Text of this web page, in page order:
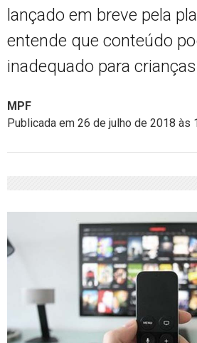
lançado em breve pela
entende que conteúdo
inadequado para
MPF
Publicada em 26 de julho de 2018 às